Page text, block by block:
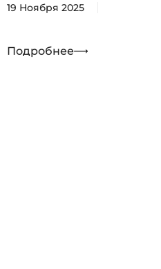
19 Ноября 2025
Подробнее